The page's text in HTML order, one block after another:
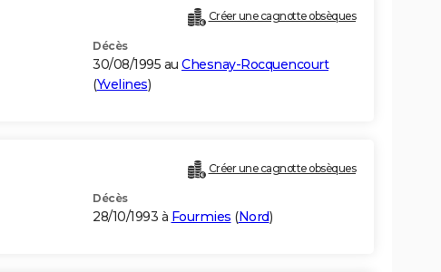
Créer une cagnotte obsèques
Décès
30/08/1995 au Chesnay-Rocquencourt
(Yvelines)
Créer une cagnotte obsèques
Décès
28/10/1993 à Fourmies (Nord)